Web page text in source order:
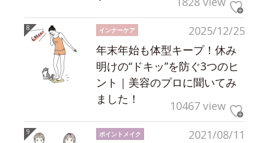
2025/12/25
インナーケア
年末年始も体型キープ！休み
明けの“ドキッ”を防ぐ3つのヒ
ント｜美容のプロに聞いてみ
ました！
10467 view
2021/08/11
ポイントメイク